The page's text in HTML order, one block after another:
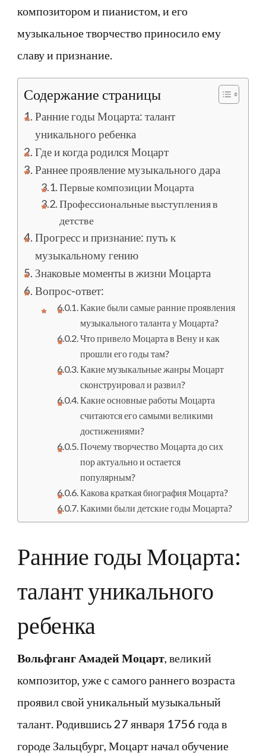
композитором и пианистом, и его
музыкальное творчество приносило ему
славу и признание.
Содержание страницы
Ранние годы Моцарта: талант
уникального ребенка
Где и когда родился Моцарт
Раннее проявление музыкального дара
Первые композиции Моцарта
Профессиональные выступления в
детстве
Прогресс и признание: путь к
музыкальному гению
Знаковые моменты в жизни Моцарта
Вопрос-ответ:
Какие были самые ранние проявления
музыкального таланта у Моцарта?
Что привело Моцарта в Вену и как
прошли его годы там?
Какие музыкальные жанры Моцарт
сконструировал и развил?
Какие основные работы Моцарта
считаются его самыми великими
достижениями?
Почему творчество Моцарта до сих
пор актуально и остается
популярным?
Какова краткая биография Моцарта?
Какими были детские годы Моцарта?
Ранние годы Моцарта:
талант уникального
ребенка
Вольфганг Амадей Моцарт, великий
композитор, уже с самого раннего возраста
проявил свой уникальный музыкальный
талант. Родившись 27 января 1756 года в
городе Зальцбург, Моцарт начал обучение